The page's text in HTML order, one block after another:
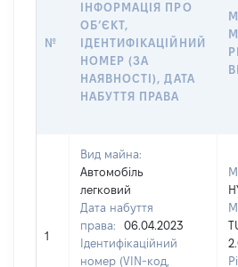
№
ІНФОРМАЦІЯ ПРО
ОБʼЄКТ,
ІДЕНТИФІКАЦІЙНИЙ
НОМЕР (ЗА
НАЯВНОСТІ), ДАТА
НАБУТТЯ ПРАВА
1
Вид майна:
Автомобіль
легковий
Дата набуття
права:
06.04.2023
Ідентифікаційний
номер (VIN-код,